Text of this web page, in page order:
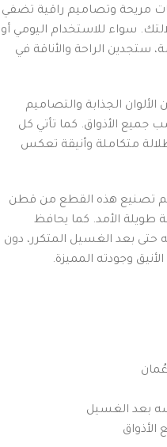
مريحة وتصاميم راقية تضفي
سواء للاستخدام اليومي أو
ستجدين الراحة والأناقة في
الجذابة والتصاميم
جميع الأذواق. كما تأتي كل
متكاملة وأنيقة تعكس
تم تصنيع هذه القطع من قطن
طويلة الأمد. كما يحافظ
بعد الغسيل المتكرر، دون
وجودته المميزة.
بعد الغسيل